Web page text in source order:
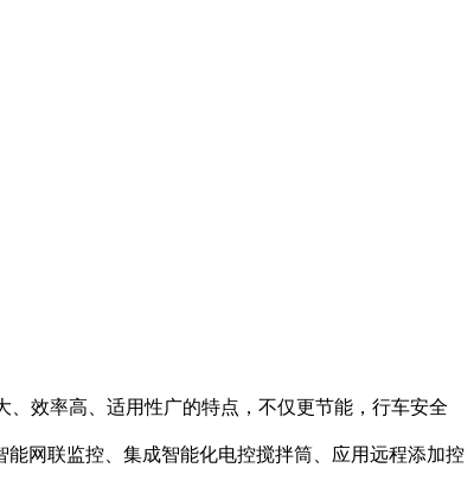
效率高、适用性广的特点，不仅更节能，行车安全
网联监控、集成智能化电控搅拌筒、应用远程添加控